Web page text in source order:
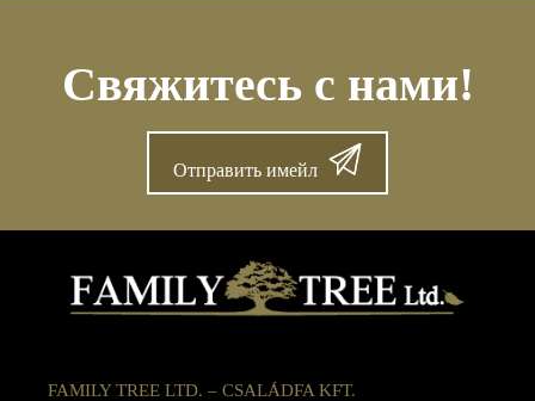
Свяжитесь с нами!
Отправить имейл
FAMILY TREE LTD. – CSALÁDFA KFT.